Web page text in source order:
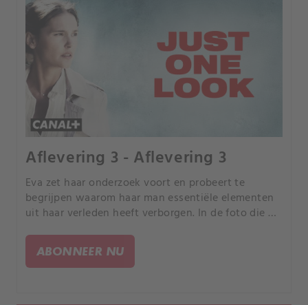
Aflevering 3 - Aflevering 3
Eva zet haar onderzoek voort en probeert te
begrijpen waarom haar man essentiële elementen
uit haar verleden heeft verborgen. In de foto die de
identificeert Eva een zekere Claude Caillard.
ABONNEER NU